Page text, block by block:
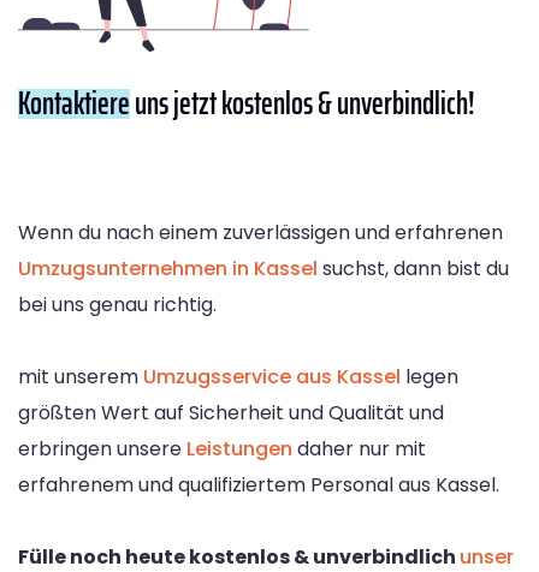
Kontaktiereuns jetzt kostenlos & unverbindlich!
Wenn du nach einem zuverlässigen und erfahrenen
Umzugsunternehmen in Kassel suchst, dann bist du
bei uns genau richtig.
mit unserem Umzugsservice aus Kassel legen
größten Wert auf Sicherheit und Qualität und
erbringen unsere Leistungen daher nur mit
erfahrenem und qualifiziertem Personal aus Kassel.
Fülle noch heute kostenlos & unverbindlich unser